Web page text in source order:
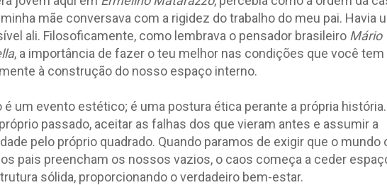
mãe conversava com a rigidez do trabalho do meu pai. Havia
ali. Filosoficamente, como lembrava o pensador brasileiro Mário
, a importância de fazer o teu melhor nas condições que você tem
à construção do nosso espaço interno.
é um evento estético; é uma postura ética perante a própria história.
passado, aceitar as falhas dos que vieram antes e assumir a
pelo próprio quadrado. Quando paramos de exigir que o mundo
pais preencham os nossos vazios, o caos começa a ceder
sólida, proporcionando o verdadeiro bem-estar.